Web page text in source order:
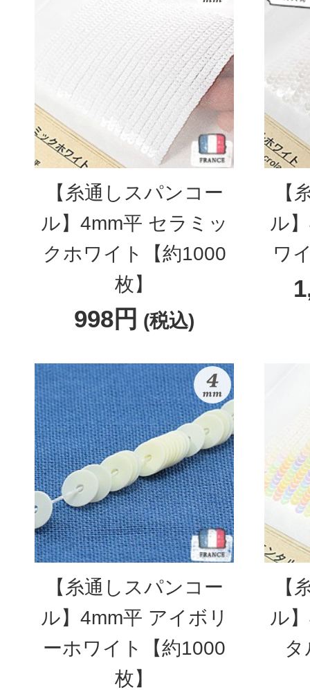
【糸通しスパンコー
ル】4mm平 セラミッ
クホワイト【約1000
枚】
998円 (税込)
【
ル
ワ
【糸通しスパンコー
ル】4mm平 アイボリ
ーホワイト【約1000
枚】
【
ル